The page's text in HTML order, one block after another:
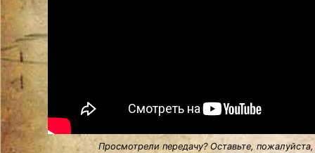
Просмотрели передачу? Оставьте,